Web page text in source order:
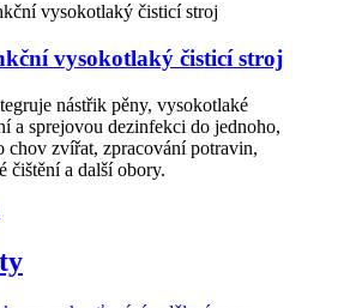
vysokotlaký čisticí stroj
nástřik pěny, vysokotlaké
a sprejovou dezinfekci do jednoho,
chov zvířat, zpracování potravin,
čištění a další obory.